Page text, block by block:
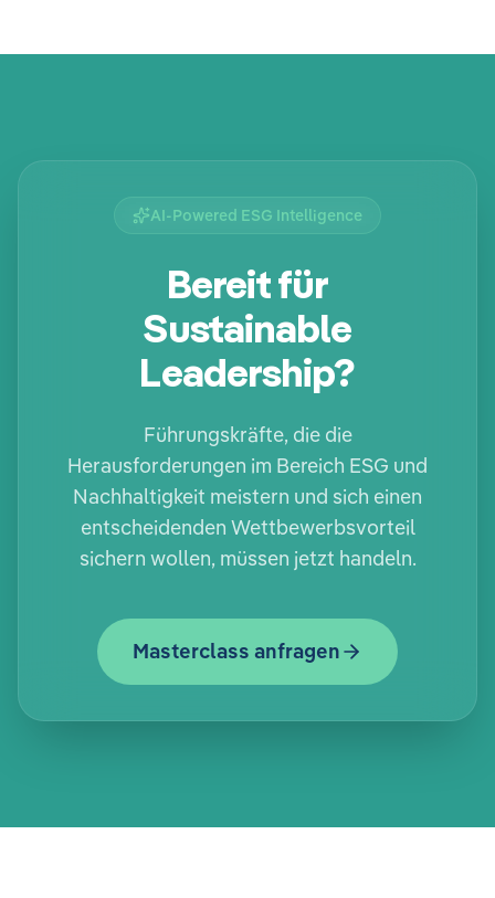
AI-Powered ESG Intelligence
Bereit für
Sustainable
Leadership?
Führungskräfte, die die
Herausforderungen im Bereich ESG und
Nachhaltigkeit meistern und sich einen
entscheidenden Wettbewerbsvorteil
sichern wollen, müssen jetzt handeln.
Masterclass anfragen